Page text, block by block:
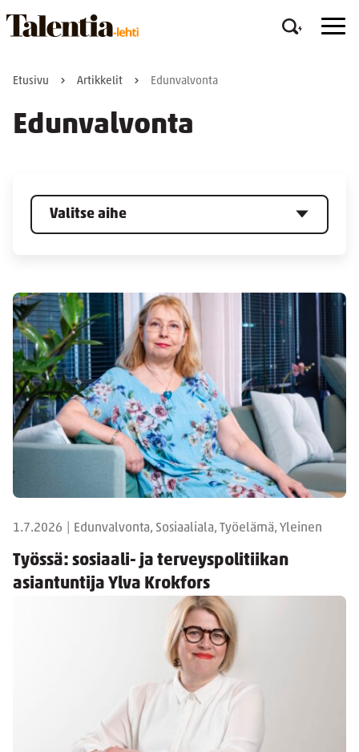
Etusivu Artikkelit Edunvalvonta
Edunvalvonta
1.7.2026 Edunvalvonta, Sosiaaliala, Työelämä, Yleinen
Työssä: sosiaali- ja terveyspolitiikan
asiantuntija Ylva Krokfors
Valitse aihe